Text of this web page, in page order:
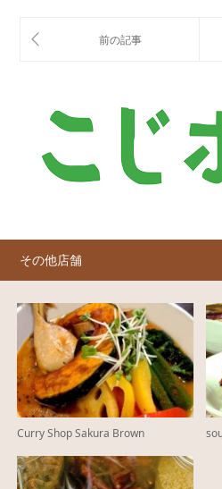
その他店舗
Curry Shop Sakura Brown